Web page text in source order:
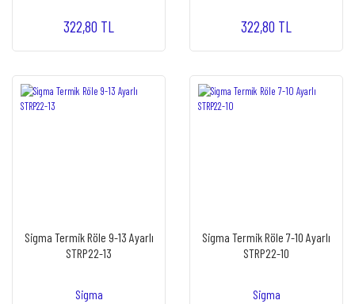
322,80 TL 322,80 TL
Sigma Termik Röle 9-13 Ayarlı
STRP22-13
Sigma
Sigma Termik Röle 7-10 Ayarlı
STRP22-10
Sigma